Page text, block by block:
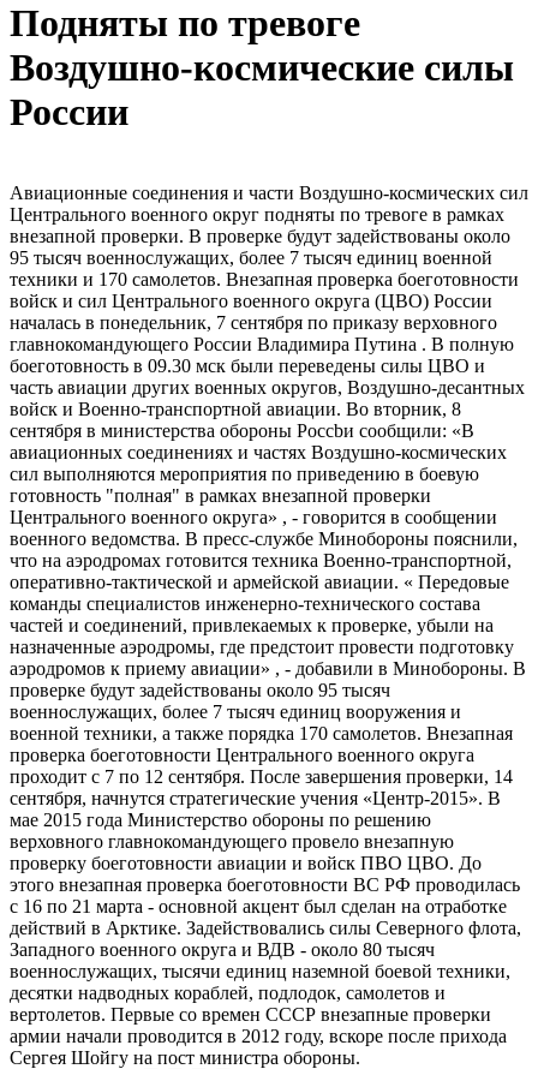
Подняты по тревоге
Воздушно-космические силы
России
Авиационные соединения и части Воздушно-космических сил
Центрального военного округ подняты по тревоге в рамках
внезапной проверки. В проверке будут задействованы около
95 тысяч военнослужащих, более 7 тысяч единиц военной
техники и 170 самолетов. Внезапная проверка боеготовности
войск и сил Центрального военного округа (ЦВО) России
началась в понедельник, 7 сентября по приказу верховного
главнокомандующего России Владимира Путина . В полную
боеготовность в 09.30 мск были переведены силы ЦВО и
часть авиации других военных округов, Воздушно-десантных
войск и Военно-транспортной авиации. Во вторник, 8
сентября в министерства обороны Россbи сообщили: «В
авиационных соединениях и частях Воздушно-космических
сил выполняются мероприятия по приведению в боевую
готовность "полная" в рамках внезапной проверки
Центрального военного округа» , - говорится в сообщении
военного ведомства. В пресс-службе Минобороны пояснили,
что на аэродромах готовится техника Военно-транспортной,
оперативно-тактической и армейской авиации. « Передовые
команды специалистов инженерно-технического состава
частей и соединений, привлекаемых к проверке, убыли на
назначенные аэродромы, где предстоит провести подготовку
аэродромов к приему авиации» , - добавили в Минобороны. В
проверке будут задействованы около 95 тысяч
военнослужащих, более 7 тысяч единиц вооружения и
военной техники, а также порядка 170 самолетов. Внезапная
проверка боеготовности Центрального военного округа
проходит с 7 по 12 сентября. После завершения проверки, 14
сентября, начнутся стратегические учения «Центр-2015». В
мае 2015 года Министерство обороны по решению
верховного главнокомандующего провело внезапную
проверку боеготовности авиации и войск ПВО ЦВО. До
этого внезапная проверка боеготовности ВС РФ проводилась
с 16 по 21 марта - основной акцент был сделан на отработке
действий в Арктике. Задействовались силы Северного флота,
Западного военного округа и ВДВ - около 80 тысяч
военнослужащих, тысячи единиц наземной боевой техники,
десятки надводных кораблей, подлодок, самолетов и
вертолетов. Первые со времен СССР внезапные проверки
армии начали проводится в 2012 году, вскоре после прихода
Сергея Шойгу на пост министра обороны.